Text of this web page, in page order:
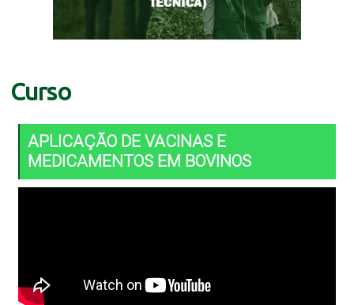
Curso
APLICAÇÃO DE VACINAS E
MEDICAMENTOS EM BOVINOS